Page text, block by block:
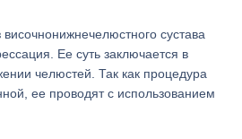
сустава
Ее суть заключается в
челюстей. Так как процедура
ее проводят с использованием